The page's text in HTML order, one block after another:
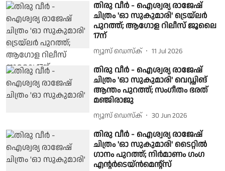
തിരു വീർ - ഐശ്വര്യ രാജേഷ്
ചിത്രം 'ഓ സുകുമാരി' ട്രെയ്‌ലർ
പുറത്ത്; ആഗോള റിലീസ് ജൂലൈ
17ന്
ന്യൂസ് ഡെസ്ക് 11 Jul 2026
തിരു വീർ - ഐശ്വര്യ രാജേഷ്
ചിത്രം 'ഓ സുകുമാരി' വെഡ്ഡിങ്
ആന്തം പുറത്ത്; സംഗീതം ഭരത്
മഞ്ജിരാജു
ന്യൂസ് ഡെസ്ക് 30 Jun 2026
തിരു വീർ - ഐശ്വര്യ രാജേഷ്
ചിത്രം 'ഓ സുകുമാരി' ടൈറ്റിൽ
ഗാനം പുറത്ത്; നിർമാണം ഗംഗ
എന്റർടെയ്ൻമെന്റ്‌സ്